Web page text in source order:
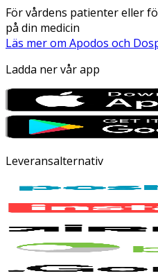
För vårdens patienter eller
på din medicin
Läs mer om Apodos och
Ladda ner vår app
Leveransalternativ